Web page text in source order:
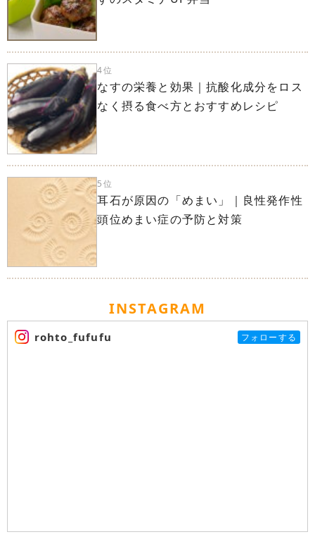
4位
なすの栄養と効果｜抗酸化成分をロス
なく摂る食べ方とおすすめレシピ
5位
耳石が原因の「めまい」｜良性発作性
頭位めまい症の予防と対策
INSTAGRAM
rohto_fufufu フォローする